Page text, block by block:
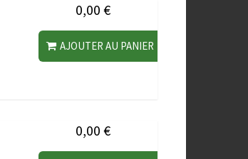
0,00 €
AJOUTER AU PANIER
0,00 €